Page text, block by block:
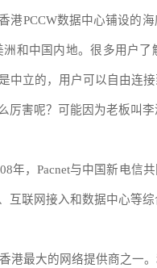
港PCCW数据中心铺设的
和中国内地。很多用户了
中立的，用户可以自由连
厉害呢？可能因为老板叫李
年，Pacnet与中国新电信
联网接入和数据中心等综
港最大的网络提供商之一